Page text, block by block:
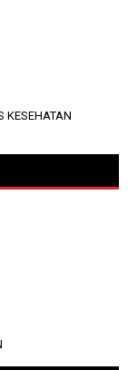
KESEHATAN